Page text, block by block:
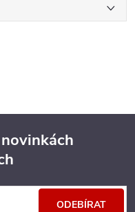
ODEBÍRAT